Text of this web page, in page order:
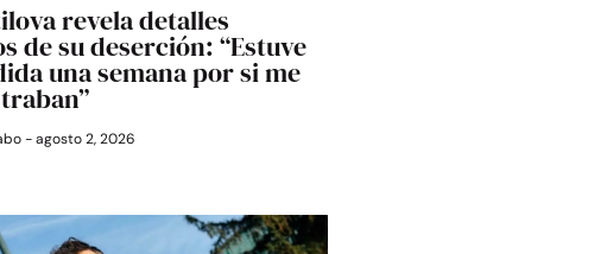
revela detalles
de su deserción: “Estuve
una semana por si me
agosto 2, 2026